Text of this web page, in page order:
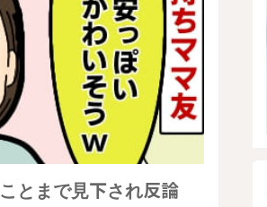
とまで見下され反論